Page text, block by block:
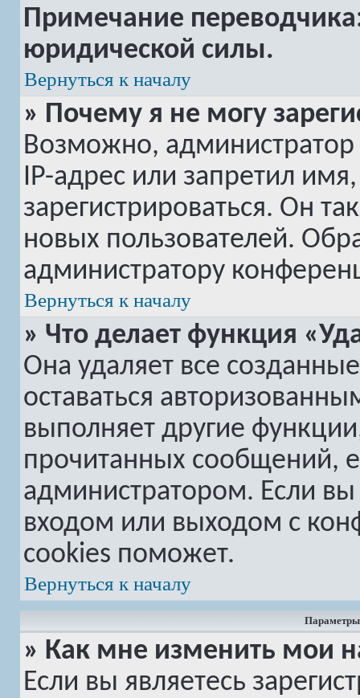
Примечание
юридической силы.
Вернуться к началу
» Почему я не могу
Возможно,
IP-адрес или запретил
зарегистрироваться. Он
новых пользователей.
администратору
Вернуться к началу
» Что делает функция
Она удаляет все
оставаться
выполняет другие
прочитанных сообщений,
администратором. Если
входом или выходом с
cookies поможет.
Вернуться к началу
Параметры
» Как мне изменить мои
Если вы являетесь